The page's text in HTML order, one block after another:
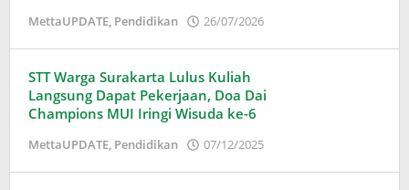
MettaUPDATE, Pendidikan 26/07/2026
STT Warga Surakarta Lulus Kuliah
Langsung Dapat Pekerjaan, Doa Dai
Champions MUI Iringi Wisuda ke-6
MettaUPDATE, Pendidikan 07/12/2025